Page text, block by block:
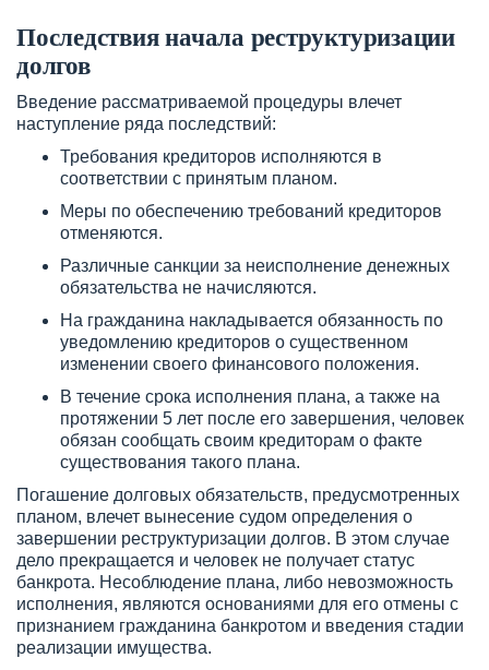
Последствия начала реструктуризации
долгов
Введение рассматриваемой процедуры влечет
наступление ряда последствий:
Требования кредиторов исполняются в
соответствии с принятым планом.
Меры по обеспечению требований кредиторов
отменяются.
Различные санкции за неисполнение денежных
обязательства не начисляются.
На гражданина накладывается обязанность по
уведомлению кредиторов о существенном
изменении своего финансового положения.
В течение срока исполнения плана, а также на
протяжении 5 лет после его завершения, человек
обязан сообщать своим кредиторам о факте
существования такого плана.
Погашение долговых обязательств, предусмотренных
планом, влечет вынесение судом определения о
завершении реструктуризации долгов. В этом случае
дело прекращается и человек не получает статус
банкрота. Несоблюдение плана, либо невозможность
исполнения, являются основаниями для его отмены с
признанием гражданина банкротом и введения стадии
реализации имущества.